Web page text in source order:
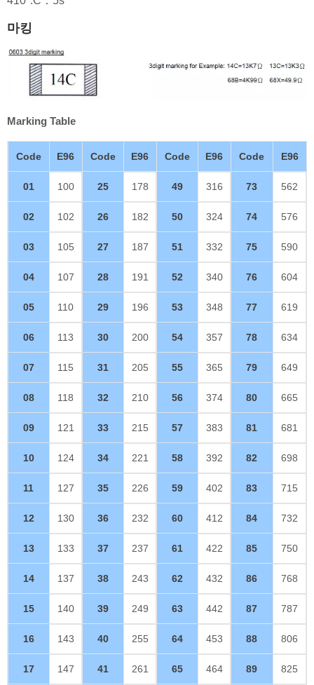
마킹
Marking Table
Code E96 Code E96 Code E96 Code E96
01 100 25 178 49 316 73 562
02 102 26 182 50 324 74 576
03 105 27 187 51 332 75 590
04 107 28 191 52 340 76 604
05 110 29 196 53 348 77 619
06 113 30 200 54 357 78 634
07 115 31 205 55 365 79 649
08 118 32 210 56 374 80 665
09 121 33 215 57 383 81 681
10 124 34 221 58 392 82 698
11 127 35 226 59 402 83 715
12 130 36 232 60 412 84 732
13 133 37 237 61 422 85 750
14 137 38 243 62 432 86 768
15 140 39 249 63 442 87 787
16 143 40 255 64 453 88 806
17 147 41 261 65 464 89 825